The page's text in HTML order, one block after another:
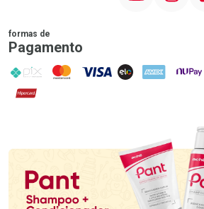
formas de
Pagamento
PIX MasterCard
VISA ELO AMEX NuPay
Hipercard
Promoção em Destaque